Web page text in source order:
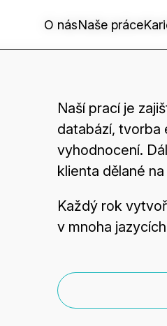
O násNaše práce
O násNaše práce
Naší prací je
databází, tvorba
vyhodnocení.
klienta dělané na
Každý rok
v mnoha